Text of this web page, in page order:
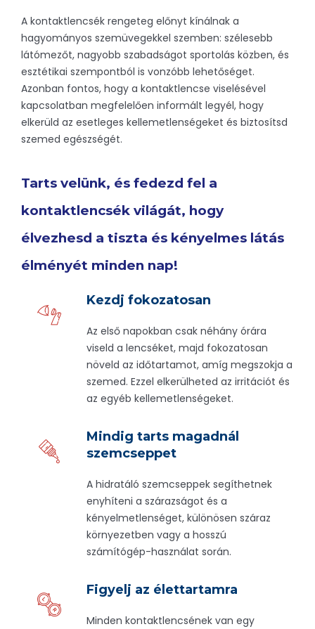
A kontaktlencsék rengeteg előnyt kínálnak a
hagyományos szemüvegekkel szemben: szélesebb
látómezőt, nagyobb szabadságot sportolás közben, és
esztétikai szempontból is vonzóbb lehetőséget.
Azonban fontos, hogy a kontaktlencse viselésével
kapcsolatban megfelelően informált legyél, hogy
elkerüld az esetleges kellemetlenségeket és biztosítsd
szemed egészségét.
Tarts velünk, és fedezd fel a
kontaktlencsék világát, hogy
élvezhesd a tiszta és kényelmes látás
élményét minden nap!
Kezdj fokozatosan
Az első napokban csak néhány órára
viseld a lencséket, majd fokozatosan
növeld az időtartamot, amíg megszokja a
szemed. Ezzel elkerülheted az irritációt és
az egyéb kellemetlenségeket.
Mindig tarts magadnál
szemcseppet
A hidratáló szemcseppek segíthetnek
enyhíteni a szárazságot és a
kényelmetlenséget, különösen száraz
környezetben vagy a hosszú
számítógép-használat során.
Figyelj az élettartamra
Minden kontaktlencsének van egy